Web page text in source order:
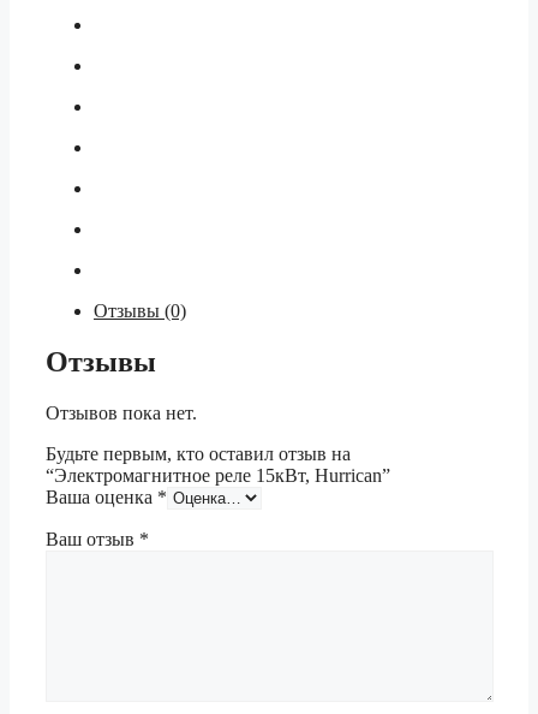
Отзывы (0)
Отзывы
Отзывов пока нет.
Будьте первым, кто оставил отзыв на
“Электромагнитное реле 15кВт, Hurrican”
Ваша оценка *
Ваш отзыв *